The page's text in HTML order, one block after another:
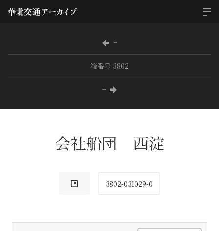
−
箱番号 3802
−
会社船団 西淀
3802-031029-0